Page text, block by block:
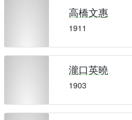
高橋文惠
1911
瀧口英曉
1903